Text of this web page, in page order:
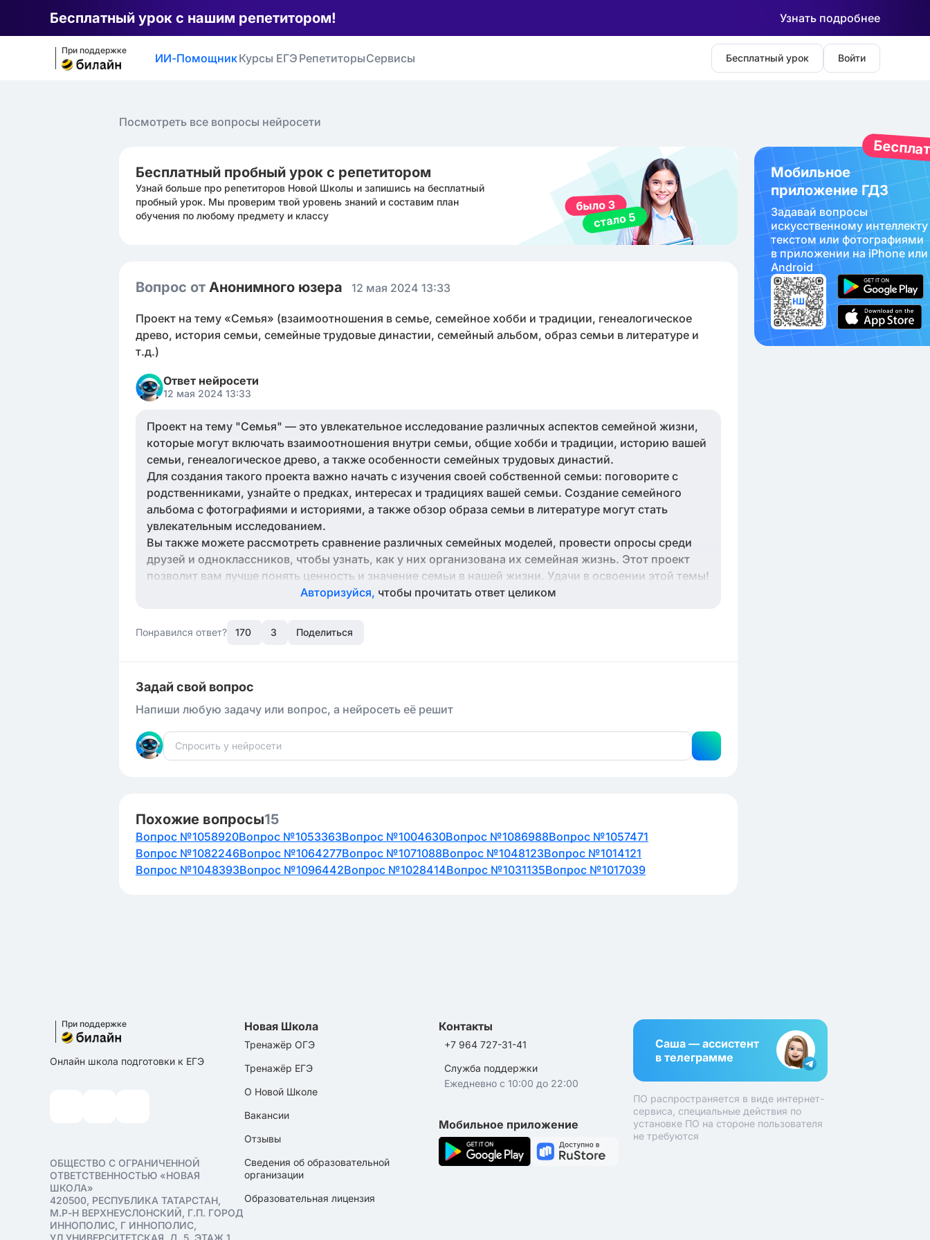
Бесплатный урок с нашим репетитором! Узнать подробнее
При поддержке
ИИ-ПомощникКурсы ЕГЭ РепетиторыСервисы Бесплатный урок Войти
Посмотреть все вопросы нейросети
Бесплатный пробный урок с репетитором
Узнай больше про репетиторов Новой Школы и запишись на бесплатный
пробный урок. Мы проверим твой уровень знаний и составим план
обучения по любому предмету и классу
Вопрос от Анонимного юзера 12 мая 2024 13:33
Проект на тему «Семья» (взаимоотношения в семье, семейное хобби и традиции, генеалогическое
древо, история семьи, семейные трудовые династии, семейный альбом, образ семьи в литературе и
т.д.)
Ответ нейросети
12 мая 2024 13:33
Проект на тему "Семья" — это увлекательное исследование различных аспектов семейной жизни,
которые могут включать взаимоотношения внутри семьи, общие хобби и традиции, историю вашей
семьи, генеалогическое древо, а также особенности семейных трудовых династий.
Для создания такого проекта важно начать с изучения своей собственной семьи: поговорите с
родственниками, узнайте о предках, интересах и традициях вашей семьи. Создание семейного
альбома с фотографиями и историями, а также обзор образа семьи в литературе могут стать
увлекательным исследованием.
Вы также можете рассмотреть сравнение различных семейных моделей, провести опросы среди
друзей и одноклассников, чтобы узнать, как у них организована их семейная жизнь. Этот проект
позволит вам лучше понять ценность и значение семьи в нашей жизни. Удачи в освоении этой темы!
Авторизуйся, чтобы прочитать ответ целиком
Понравился ответ? 170 3 Поделиться
Задай свой вопрос
Напиши любую задачу или вопрос, а нейросеть её решит
Похожие вопросы15
Вопрос №1058920Вопрос №1053363Вопрос №1004630Вопрос №1086988Вопрос №1057471
Вопрос №1082246Вопрос №1064277Вопрос №1071088Вопрос №1048123Вопрос №1014121
Вопрос №1048393Вопрос №1096442Вопрос №1028414Вопрос №1031135Вопрос №1017039
Мобильное
приложение ГДЗ
Задавай вопросы
искуcственному интеллекту
текстом или фотографиями
в приложении на iPhone или
Android
При поддержке
Онлайн школа подготовки к ЕГЭ
ОБЩЕСТВО С ОГРАНИЧЕННОЙ
ОТВЕТСТВЕННОСТЬЮ «НОВАЯ
ШКОЛА»
420500, РЕСПУБЛИКА ТАТАРСТАН,
М.Р-Н ВЕРХНЕУСЛОНСКИЙ, Г.П. ГОРОД
ИННОПОЛИС, Г ИННОПОЛИС,
УЛ УНИВЕРСИТЕТСКАЯ, Д. 5, ЭТАЖ 1,
Новая Школа
Тренажёр ОГЭ
Тренажёр ЕГЭ
О Новой Школе
Вакансии
Отзывы
Сведения об образовательной
организации
Образовательная лицензия
Контакты
+7 964 727-31-41
Служба поддержки
Ежедневно с 10:00 до 22:00
Мобильное приложение
Саша — ассистент
в телеграмме
ПО распространяется в виде интернет-
сервиса, специальные действия по
установке ПО на стороне пользователя
не требуются